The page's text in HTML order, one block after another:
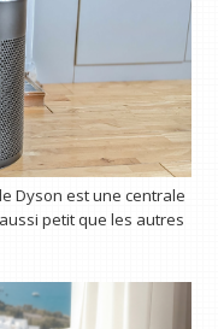
Dyson est une centrale
petit que les autres